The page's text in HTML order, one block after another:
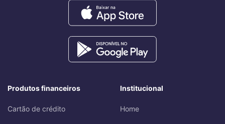
Produtos financeiros
Cartão de crédito
Institucional
Home